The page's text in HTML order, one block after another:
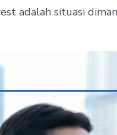
adalah situasi